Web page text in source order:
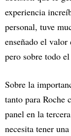
experiencia
personal, tuve
enseñado el
pero sobre todo
Sobre la
tanto para Roche
panel en la
necesita tener